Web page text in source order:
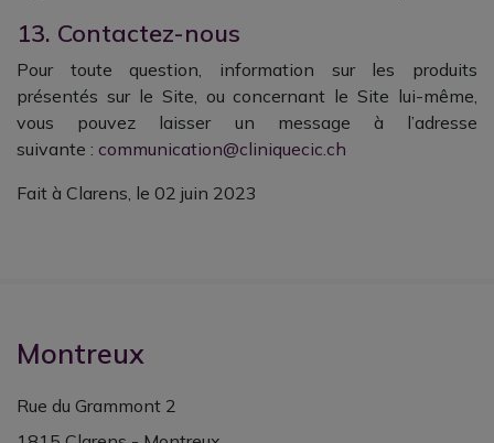
13. Contactez-nous
Pour toute question, information sur les produits
présentés sur le Site, ou concernant le Site lui-même,
vous pouvez laisser un message à l’adresse
suivante : communication@cliniquecic.ch
Fait à Clarens, le 02 juin 2023
Montreux
Rue du Grammont 2